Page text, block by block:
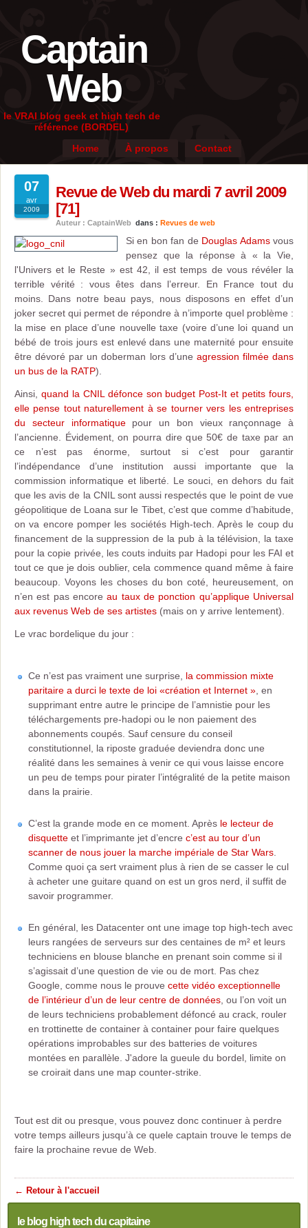
Captain
Web
le VRAI blog geek et high tech de
référence (BORDEL)
Home
À propos Contact
07
avr
2009
Revue de Web du mardi 7 avril 2009
[71]
Auteur : CaptainWeb dans : Revues de web
Si en bon fan de Douglas Adamsvous
pensez que la réponse à « la Vie,
l'Univers et le Reste » est 42, il est temps de vous révéler la
terrible vérité : vous êtes dans l’erreur. En France tout du
moins. Dans notre beau pays, nous disposons en effet d’un
joker secret qui permet de répondre à n’importe quel problème :
la mise en place d’une nouvelle taxe (voire d’une loi quand un
bébé de trois jours est enlevé dans une maternité pour ensuite
être dévoré par un doberman lors d’une agression filmée dans
un bus de la RATP).
Ainsi, quand la CNIL défonce son budget Post-It et petits fours,
elle pense tout naturellement à se tourner vers les entreprises
du secteur informatiquepour un bon vieux rançonnage à
l’ancienne. Évidement, on pourra dire que 50€ de taxe par an
ce n’est pas énorme, surtout si c’est pour garantir
l’indépendance d’une institution aussi importante que la
commission informatique et liberté. Le souci, en dehors du fait
que les avis de la CNIL sont aussi respectés que le point de vue
géopolitique de Loana sur le Tibet, c’est que comme d’habitude,
on va encore pomper les sociétés High-tech. Après le coup du
financement de la suppression de la pub à la télévision, la taxe
pour la copie privée, les couts induits par Hadopi pour les FAI et
tout ce que je dois oublier, cela commence quand même à faire
beaucoup. Voyons les choses du bon coté, heureusement, on
n’en est pas encoreau taux de ponction qu’applique Universal
aux revenus Web de ses artistes (mais on y arrive lentement).
Le vrac bordelique du jour :
Ce n’est pas vraiment une surprise, la commission mixte
paritaire a durci le texte de loi «création et Internet » , en
supprimant entre autre le principe de l’amnistie pour les
téléchargements pre-hadopi ou le non paiement des
abonnements coupés. Sauf censure du conseil
constitutionnel, la riposte graduée deviendra donc une
réalité dans les semaines à venir ce qui vous laisse encore
un peu de temps pour pirater l’intégralité de la petite maison
dans la prairie.
C’est la grande mode en ce moment. Après le lecteur de
disquette et l’imprimante jet d’encre c’est au tour d’un
scanner de nous jouer la marche impériale de Star Wars
Comme quoi ça sert vraiment plus à rien de se casser le cul
à acheter une guitare quand on est un gros nerd, il suffit de
savoir programmer.
En général, les Datacenter ont une image top high-tech avec
leurs rangées de serveurs sur des centaines de m² et leurs
techniciens en blouse blanche en prenant soin comme si il
s’agissait d’une question de vie ou de mort. Pas chez
Google, comme nous le prouve cette vidéo exceptionnelle
de l’intérieur d’un de leur centre de données , ou l’on voit un
de leurs techniciens probablement défoncé au crack, rouler
en trottinette de container à container pour faire quelques
opérations improbables sur des batteries de voitures
montées en parallèle. J'adore la gueule du bordel, limite on
se croirait dans une map counter-strike.
Tout est dit ou presque, vous pouvez donc continuer à perdre
votre temps ailleurs jusqu’à ce quele captain trouve le temps de
faire la prochaine revue de Web.
← Retour à l'accueil
le blog high tech du capitaine